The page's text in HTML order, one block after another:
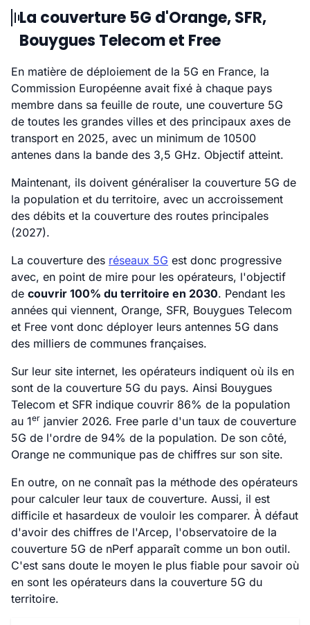
La couverture 5G d'Orange, SFR,
Bouygues Telecom et Free
En matière de déploiement de la 5G en France, la
Commission Européenne avait fixé à chaque pays
membre dans sa feuille de route, une couverture 5G
de toutes les grandes villes et des principaux axes de
transport en 2025, avec un minimum de 10500
antenes dans la bande des 3,5 GHz. Objectif atteint.
Maintenant, ils doivent généraliser la couverture 5G de
la population et du territoire, avec un accroissement
des débits et la couverture des routes principales
(2027).
La couverture des réseaux 5G est donc progressive
avec, en point de mire pour les opérateurs, l'objectif
de couvrir 100% du territoire en 2030. Pendant les
années qui viennent, Orange, SFR, Bouygues Telecom
et Free vont donc déployer leurs antennes 5G dans
des milliers de communes françaises.
Sur leur site internet, les opérateurs indiquent où ils en
sont de la couverture 5G du pays. Ainsi Bouygues
Telecom et SFR indique couvrir 86% de la population
au 1er janvier 2026. Free parle d'un taux de couverture
5G de l'ordre de 94% de la population. De son côté,
Orange ne communique pas de chiffres sur son site.
En outre, on ne connaît pas la méthode des opérateurs
pour calculer leur taux de couverture. Aussi, il est
difficile et hasardeux de vouloir les comparer. À défaut
d'avoir des chiffres de l'Arcep, l'observatoire de la
couverture 5G de nPerf apparaît comme un bon outil.
C'est sans doute le moyen le plus fiable pour savoir où
en sont les opérateurs dans la couverture 5G du
territoire.